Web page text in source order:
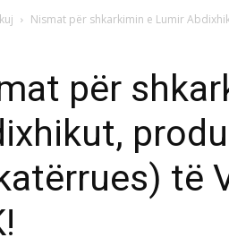
Nismat për shkarkimin e Lumir
për
të